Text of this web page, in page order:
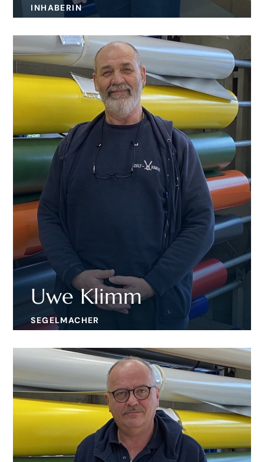
INHABERIN
Uwe Klimm
SEGELMACHER